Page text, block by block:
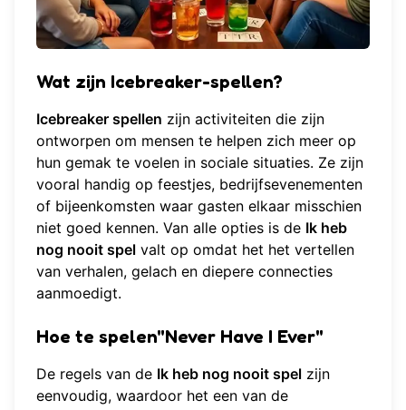
Wat zijn Icebreaker-spellen?
Icebreaker spellen zijn activiteiten die zijn
ontworpen om mensen te helpen zich meer op
hun gemak te voelen in sociale situaties. Ze zijn
vooral handig op feestjes, bedrijfsevenementen
of bijeenkomsten waar gasten elkaar misschien
niet goed kennen. Van alle opties is de Ik heb
nog nooit spel valt op omdat het het vertellen
van verhalen, gelach en diepere connecties
aanmoedigt.
Hoe te spelen"Never Have I Ever"
De regels van de Ik heb nog nooit spel zijn
eenvoudig, waardoor het een van de